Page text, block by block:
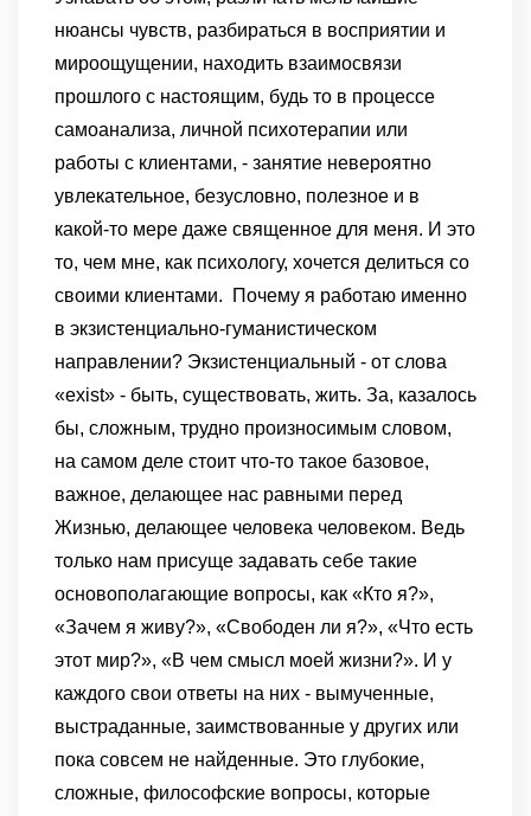
нюансы чувств, разбираться в восприятии и
мироощущении, находить взаимосвязи
прошлого с настоящим, будь то в процессе
самоанализа, личной психотерапии или
работы с клиентами, - занятие невероятно
увлекательное, безусловно, полезное и в
какой-то мере даже священное для меня. И это
то, чем мне, как психологу, хочется делиться со
своими клиентами.
Почему я работаю именно
в экзистенциально-гуманистическом
направлении? Экзистенциальный - от слова
«exist» - быть, существовать, жить. За, казалось
бы, сложным, трудно произносимым словом,
на самом деле стоит что-то такое базовое,
важное, делающее нас равными перед
Жизнью, делающее человека человеком. Ведь
только нам присуще задавать себе такие
основополагающие вопросы, как «Кто я?»,
«Зачем я живу?», «Свободен ли я?», «Что есть
этот мир?», «В чем смысл моей жизни?». И у
каждого свои ответы на них - вымученные,
выстраданные, заимствованные у других или
пока совсем не найденные. Это глубокие,
сложные, философские вопросы, которые